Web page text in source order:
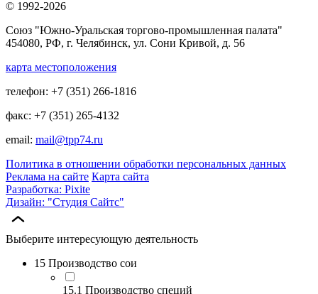
© 1992-2026
Союз "Южно-Уральская торгово-промышленная палата"
454080, РФ, г. Челябинск, ул. Сони Кривой, д. 56
карта местоположения
телефон: +7 (351) 266-1816
факс: +7 (351) 265-4132
email: mail@tpp74.ru
Политика в отношении обработки персональных данных
Реклама на сайте Карта сайта
Разработка: Pixite
Дизайн: "Студия Сайтс"
Выберите интересующую деятельность
15 Производство сои
15.1 Производство специй